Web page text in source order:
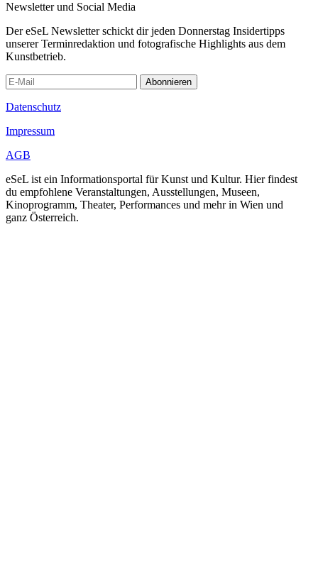
Newsletter und Social Media
Der eSeL Newsletter schickt dir jeden Donnerstag Insidertipps
unserer Terminredaktion und fotografische Highlights aus dem
Kunstbetrieb.
Abonnieren
Datenschutz
Impressum
AGB
eSeL ist ein Informationsportal für Kunst und Kultur. Hier findest
du empfohlene Veranstaltungen, Ausstellungen, Museen,
Kinoprogramm, Theater, Performances und mehr in Wien und
ganz Österreich.